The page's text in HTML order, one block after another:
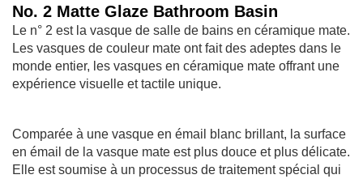
No. 2 Matte Glaze Bathroom Basin
Le n° 2 est la vasque de salle de bains en céramique mate.
Les vasques de couleur mate ont fait des adeptes dans le
monde entier, les vasques en céramique mate offrant une
expérience visuelle et tactile unique.
Comparée à une vasque en émail blanc brillant, la surface
en émail de la vasque mate est plus douce et plus délicate.
Elle est soumise à un processus de traitement spécial qui